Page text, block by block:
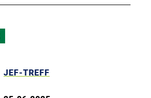
JEF-TREFF